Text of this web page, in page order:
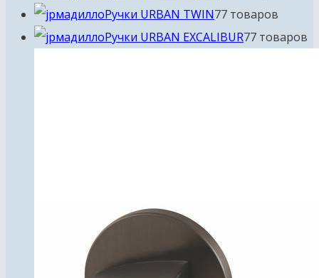
Ручки URBAN TWIN77 товаров
Ручки URBAN EXCALIBUR77 товаров